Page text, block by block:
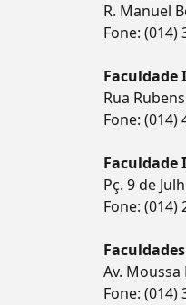
R. Manuel
Fone: (014)
Faculdade
Rua
Fone: (014)
Faculdade
Pç. 9 de
Fone: (014)
Av. Moussa
Fone: (014)